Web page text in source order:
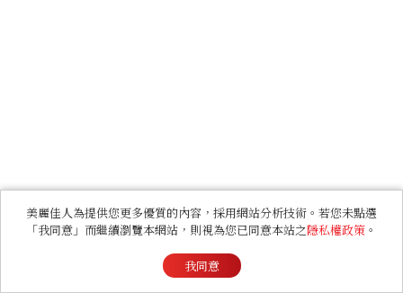
美麗佳人為提供您更多優質的內容，採用網站分析技術。若您未點選
「我同意」而繼續瀏覽本網站，則視為您已同意本站之隱私權政策 。
我同意